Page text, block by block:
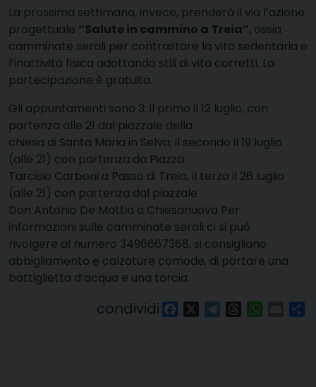
La prossima settimana, invece, prenderà il via l’azione
progettuale “Salute in cammino a Treia”, ossia
camminate serali per contrastare la vita sedentaria e
l’inattività fisica adottando stili di vita corretti. La
partecipazione è gratuita.
Gli appuntamenti sono 3: il primo il 12 luglio, con
partenza alle 21 dal piazzale della
chiesa di Santa Maria in Selva, il secondo il 19 luglio
(alle 21) con partenza da Piazza
Tarcisio Carboni a Passo di Treia, il terzo il 26 luglio
(alle 21) con partenza dal piazzale
Don Antonio De Mattia a Chiesanuova Per
informazioni sulle camminate serali ci si può
rivolgere al numero 3496667368, si consigliano
abbigliamento e calzature comode, di portare una
bottiglietta d’acqua e una torcia.
condividi FacebookTelegram
Threads Email